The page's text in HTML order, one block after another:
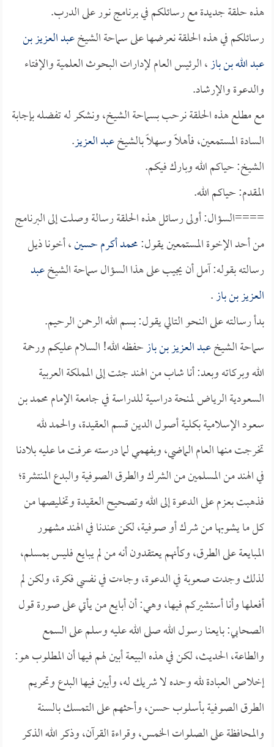
هذه حلقة جديدة مع رسائلكم في برنامج نور على الدرب.
رسائلكم في هذه الحلقة نعرضها على سماحة الشيخعبد العزيز بن
عبد الله بن باز، الرئيس العام لإدارات البحوث العلمية والإفتاء
والدعوة والإرشاد.
مع مطلع هذه الحلقة نرحب بسماحة الشيخ، ونشكر له تفضله بإجابة
السادة المستمعين، فأهلاً وسهلاً بالشيخعبد العزيز.
الشيخ: حياكم الله وبارك فيكم.
المقدم: حياكم الله.
====السؤال: أولى رسائل هذه الحلقة رسالة وصلت إلى البرنامج
من أحد الإخوة المستمعين يقول:محمد أكرم حسين، أخونا ذيل
رسالته بقوله: آمل أن يجيب على هذا السؤال سماحة الشيخعبد
العزيز بن باز.
بدأ رسالته على النحو التالي يقول: بسم الله الرحمن الرحيم.
سماحة الشيخعبد العزيز بن بازحفظه الله! السلام عليكم ورحمة
الله وبركاته وبعد: أنا شاب من الهند جئت إلى المملكة العربية
السعودية الرياض لمنحة دراسية للدراسة في جامعة الإمام محمد بن
سعود الإسلامية بكلية أصول الدين قسم العقيدة، والحمد لله
تخرجت منها العام الماضي، وبفهمي لما درسته عرفت ما عليه بلادنا
في الهند من المسلمين من الشرك والطرق الصوفية والبدع المنتشرة؛
فذهبت بعزم على الدعوة إلى الله وتصحيح العقيدة وتخليصها من
كل ما يشوبها من شرك أو صوفية، لكن عندنا في الهند مشهور
المبايعة على الطرق، وكأنهم يعتقدون أنه من لم يبايع فليس بمسلم،
لذلك وجدت صعوبة في الدعوة، وجاءت في نفسي فكرة، ولكن لم
أفعلها وأنا أستشيركم فيها، وهي: أن أبايع من يأتي على صورة قول
الصحابي: بايعنا رسول الله صلى الله عليه وسلم على السمع
والطاعة، الحديث، لكن في هذه البيعة أبين لهم فيها أن المطلوب هو:
إخلاص العبادة لله وحده لا شريك له، وأبين فيها البدع وتحريم
الطرق الصوفية بأسلوب حسن، وأحثهم على التمسك بالسنة
والمحافظة على الصلوات الخمس، وقراءة القرآن، وذكر الله الذكر